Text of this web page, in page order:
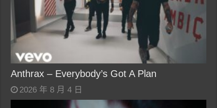
Anthrax – Everybody’s Got A Plan
2026 年 8 月 4 日